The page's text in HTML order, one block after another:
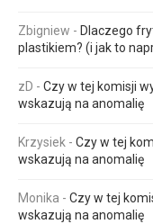
Zbigniew - Dlaczego
plastikiem? (i jak to
zD - Czy w tej komisji
wskazują na anomalię
Krzysiek - Czy w tej
wskazują na anomalię
Monika - Czy w tej
wskazują na anomalię